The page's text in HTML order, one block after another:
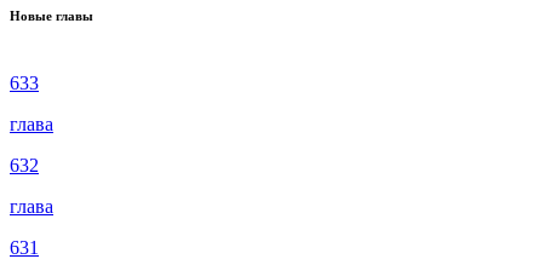
Новые главы
633
глава
632
глава
631